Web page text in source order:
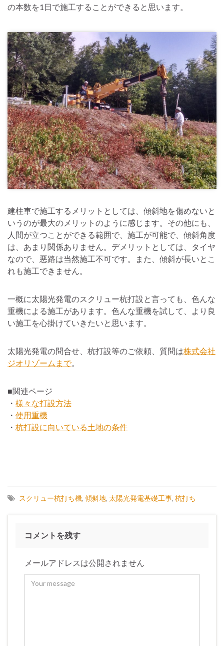
の本数を1日で施工することができると思います。
建柱車で施工するメリットとしては、傾斜地を傷めないと
いうのが最大のメリットのように感じます。その他にも、
人間が立つことができる範囲で、施工が可能で、傾斜角度
は、あまり関係ありません。デメリットとしては、タイヤ
なので、悪路は当然施工不可です。また、傾斜が長いとこ
れも施工できません。
一概に太陽光発電のスクリュー杭打設と言っても、色んな
重機による施工があります。色んな重機を試して、より良
い施工を心掛けていきたいと思います。
太陽光発電の問合せ、杭打設等のご依頼、質問は株式会社
ジオリゾームまで。
■関連ページ
・ 様々な打設方法
・ 使用重機
・ 杭打設に向いている土地の条件
スクリュー杭打ち機, 傾斜地, 太陽光発電基礎工事, 杭打ち
コメントを残す
メールアドレスは公開されません